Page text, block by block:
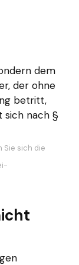
dem
der ohne
betritt,
sich nach §
Sie sich die